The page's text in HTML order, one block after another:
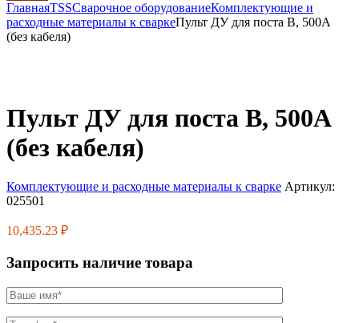
ГлавнаяTSSСварочное оборудованиеКомплектующие и
расходные материалы к сваркеПульт ДУ для поста В, 500А
(без кабеля)
Пульт ДУ для поста В, 500А
(без кабеля)
Комплектующие и расходные материалы к сварке Артикул:
025501
10,435.23 ₽
Запросить наличие товара